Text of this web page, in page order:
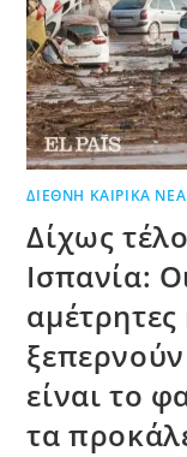
ΔΙΕΘΝΉ ΚΑΙΡΙΚΆ ΝΈΑ
Δίχως
Ισπανία:
αμέτρητες
είναι το
τα